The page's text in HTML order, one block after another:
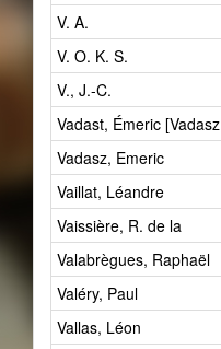
V. A.
V. O. K. S.
V., J.-C.
Vadast, Émeric
Vadasz, Emeric
Vaillat, Léandre
Vaissière, R. de la
Valabrègues, Raphaël
Valéry, Paul
Vallas, Léon